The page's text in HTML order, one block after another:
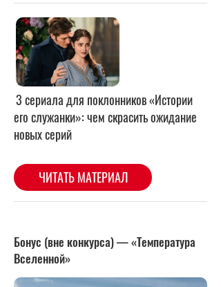
Бонус (вне конкурса) — «Температура
Вселенной»